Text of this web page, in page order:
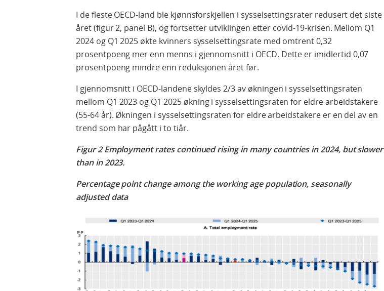
I de fleste OECD-land ble kjønnsforskjellen i sysselsettingsrater redusert det siste
året (figur 2, panel B), og fortsetter utviklingen etter covid-19-krisen. Mellom Q1
2024 og Q1 2025 økte kvinners sysselsettingsrate med omtrent 0,32
prosentpoeng mer enn menns i gjennomsnitt i OECD. Dette er imidlertid 0,07
prosentpoeng mindre enn reduksjonen året før.
I gjennomsnitt i OECD-landene skyldes 2/3 av økningen i sysselsettingsraten
mellom Q1 2023 og Q1 2025 økning i sysselsettingsraten for eldre arbeidstakere
(55-64 år). Økningen i sysselsettingsraten for eldre arbeidstakere er en del av en
trend som har pågått i to tiår.
Figur 2 Employment rates continued rising in many countries in 2024, but slower
than in 2023.
Percentage point change among the working age population, seasonally
adjusted data